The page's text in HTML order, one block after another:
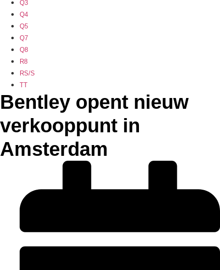
Q3
Q4
Q5
Q7
Q8
R8
RS/S
TT
Bentley opent nieuw
verkooppunt in
Amsterdam